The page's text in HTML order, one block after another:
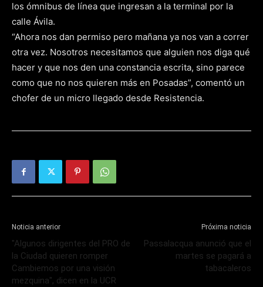
los ómnibus de línea que ingresan a la terminal por la
calle Ávila.
“Ahora nos dan permiso pero mañana ya nos van a correr
otra vez. Nosotros necesitamos que alguien nos diga qué
hacer y que nos den una constancia escrita, sino parece
como que no nos quieren más en Posadas”, comentó un
chofer de un micro llegado desde Resistencia.
Noticia anterior
"Algunos dirigentes del PRO de
la Ciudad quieren romper
Cambiemos por una visión
mezquina", dicen en la UCR
Próxima noticia
Passalacqua anunció que el
martes se pagará a
tabacaleros